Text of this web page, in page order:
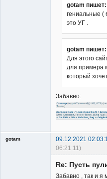
gotam пишет:
гениальные (
это УГ .
gotam пишет:
Для этого
для примера
который
Забавно:
gotam 09.12.2021
06:21:11)
Re: Пусть
Забавно , так и я